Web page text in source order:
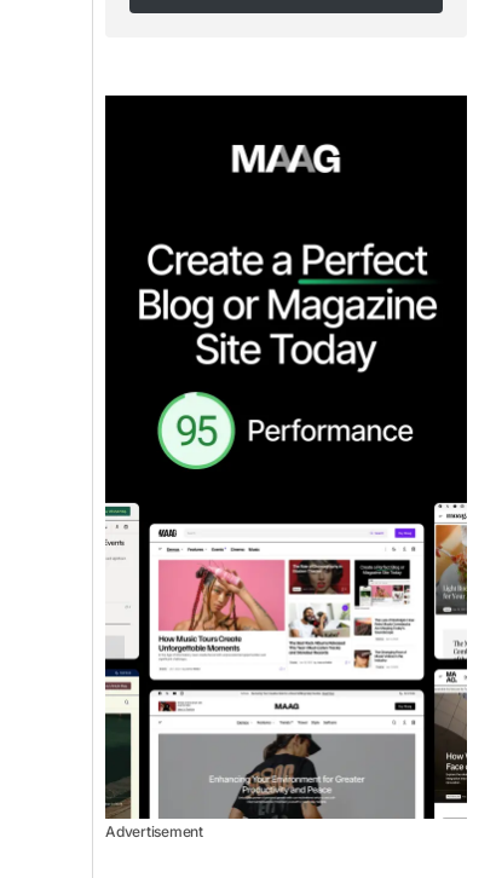
Follow on Instagram
Advertisement